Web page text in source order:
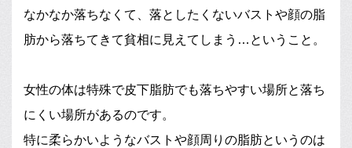
なかなか落ちなくて、落としたくないバストや顔の脂
肪から落ちてきて貧相に見えてしまう…ということ。
女性の体は特殊で皮下脂肪でも落ちやすい場所と落ち
にくい場所があるのです。
特に柔らかいようなバストや顔周りの脂肪というのは